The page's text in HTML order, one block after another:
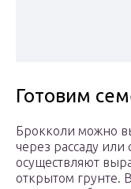
Готовим
Брокколи можно
через рассаду
осуществляют
открытом грунте.